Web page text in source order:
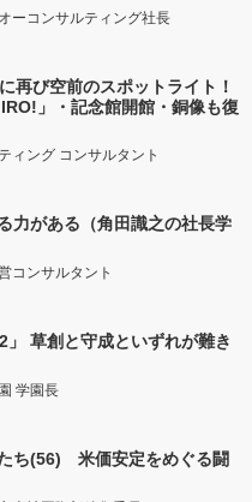
ーコンサルティング社長
再び空前のスポットライト！
」・記念館開館・銅像も復
ィング コンサルタント
力がある（角田識之の社長学
コンサルタント
草創と守成といずれが難き
学園長
ち(56) 米価安定をめぐる闘